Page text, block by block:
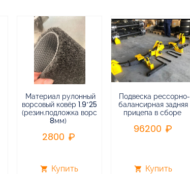
Материал рулонный
ворсовый ковёр 1.9*25
(резин.подложка ворс
8мм)
2800
shopping_cart Купить
Подвеска рессорно-
балансирная задняя
прицепа в сборе
96200
shopping_cart Купить